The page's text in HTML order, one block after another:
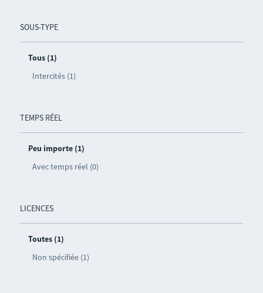
SOUS-TYPE
Tous (1)
Intercités (1)
TEMPS RÉEL
Peu importe (1)
Avec temps réel (0)
LICENCES
Toutes (1)
Non spécifiée (1)